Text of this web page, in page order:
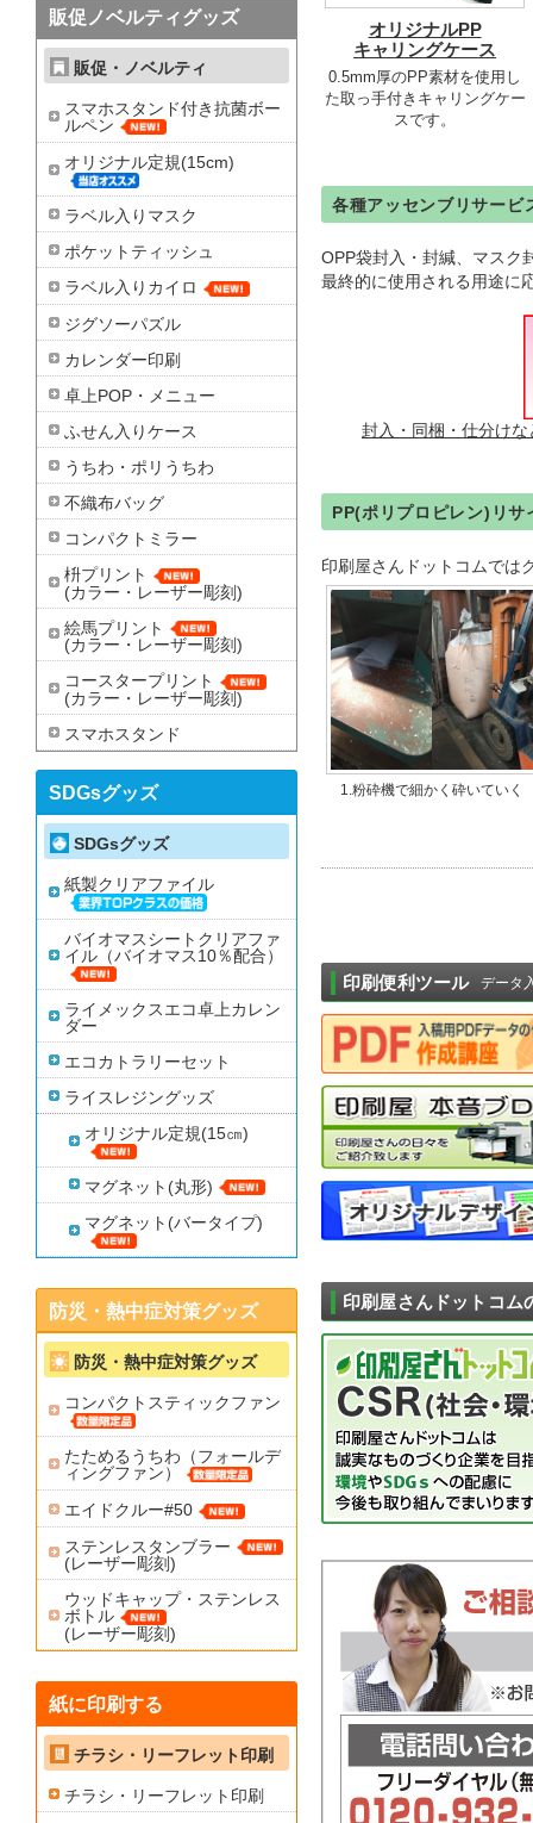
オリジナルPP
キャリングケース
0.5mm厚のPP素材を使用し
た取っ手付きキャリングケー
スです。
各種アッセンブリサービ
OPP袋封入・封緘、マスク
最終的に使用される用途に
封入・同梱・仕分け
PP(ポリプロピレン)リサ
印刷屋さんドットコムでは
1.粉砕機で細かく砕いていく
印刷便利ツール データ
印刷屋さんドットコム
販促ノベルティグッズ
販促・ノベルティ
スマホスタンド付き抗菌ボー
ルペン
オリジナル定規(15cm)
ラベル入りマスク
ポケットティッシュ
ラベル入りカイロ
ジグソーパズル
カレンダー印刷
卓上POP・メニュー
ふせん入りケース
うちわ・ポリうちわ
不織布バッグ
コンパクトミラー
枡プリント
(カラー・レーザー彫刻)
絵馬プリント
(カラー・レーザー彫刻)
コースタープリント
(カラー・レーザー彫刻)
スマホスタンド
SDGsグッズ
SDGsグッズ
紙製クリアファイル
バイオマスシートクリアファ
イル（バイオマス10％配合）
ライメックスエコ卓上カレン
ダー
エコカトラリーセット
ライスレジングッズ
オリジナル定規(15㎝)
マグネット(丸形)
マグネット(バータイプ)
防災・熱中症対策グッズ
防災・熱中症対策グッズ
コンパクトスティックファン
たためるうちわ（フォールデ
ィングファン）
エイドクルー#50
ステンレスタンブラー
(レーザー彫刻)
ウッドキャップ・ステンレス
ボトル
(レーザー彫刻)
紙に印刷する
チラシ・リーフレット印刷
チラシ・リーフレット印刷